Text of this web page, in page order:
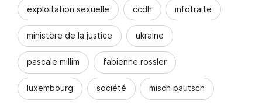
exploitation sexuelle ccdh infotraite
ministère de la justice ukraine
pascale millim fabienne rossler
luxembourg société misch pautsch